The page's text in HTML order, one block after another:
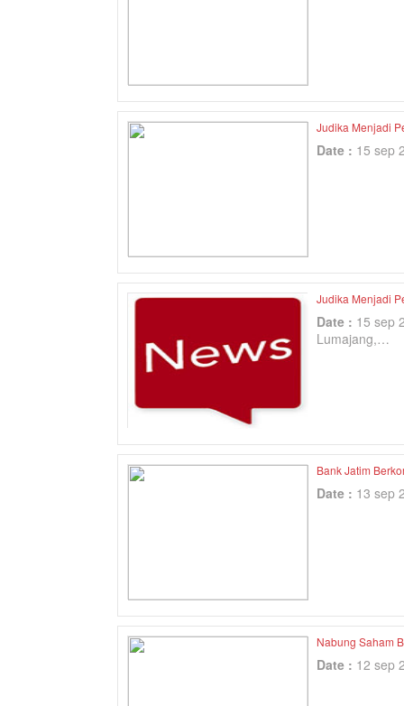
Judika Menjadi
Date : 15 sep
Judika Menjadi
Date : 15 sep
Lumajang,…
Bank Jatim
Date : 13 sep
Nabung Saham
Date : 12 sep